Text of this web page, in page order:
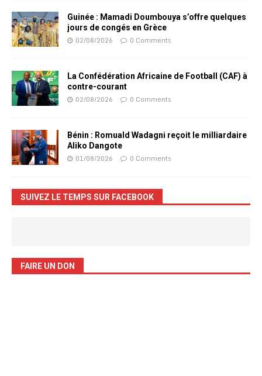
Guinée : Mamadi Doumbouya s’offre quelques
jours de congés en Grèce
02/08/2026 0 Comments
La Confédération Africaine de Football (CAF) à
contre-courant
02/08/2026 0 Comments
Bénin : Romuald Wadagni reçoit le milliardaire
Aliko Dangote
01/08/2026 0 Comments
SUIVEZ LE TEMPS SUR FACEBOOK
FAIRE UN DON